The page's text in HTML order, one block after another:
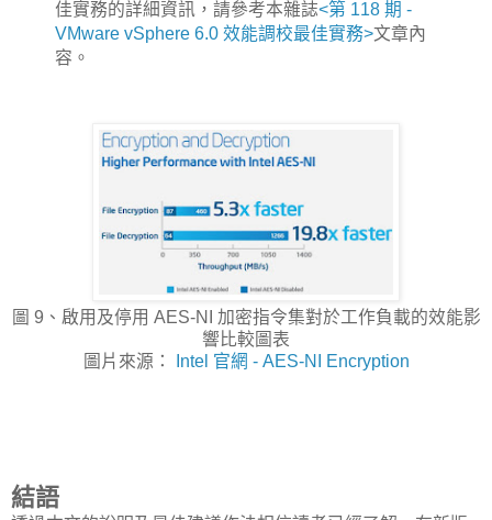
佳實務的詳細資訊，請參考本雜誌<第 118 期 -
VMware vSphere 6.0 效能調校最佳實務>文章內
容。
圖 9、啟用及停用 AES-NI 加密指令集對於工作負載的效能影
響比較圖表
圖片來源：
Intel 官網 - AES-NI Encryption
結語